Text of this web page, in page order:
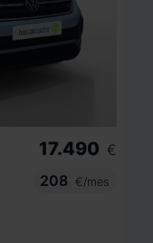
17.490 €
208
€/mes